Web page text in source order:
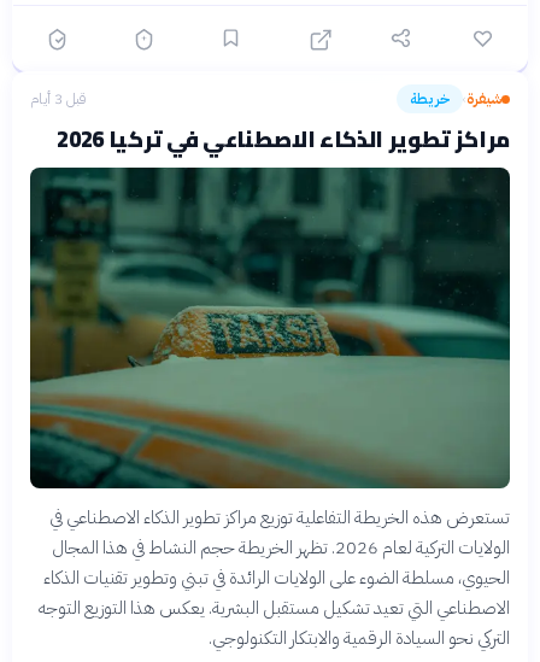
شيفرة› خريطة قبل 3 أيام
مراكز تطوير الذكاء الاصطناعي في تركيا 2026
تستعرض هذه الخريطة التفاعلية توزيع مراكز تطوير الذكاء الاصطناعي في
الولايات التركية لعام 2026. تظهر الخريطة حجم النشاط في هذا المجال
الحيوي، مسلطة الضوء على الولايات الرائدة في تبني وتطوير تقنيات الذكاء
الاصطناعي التي تعيد تشكيل مستقبل البشرية. يعكس هذا التوزيع التوجه
التركي نحو السيادة الرقمية والابتكار التكنولوجي.